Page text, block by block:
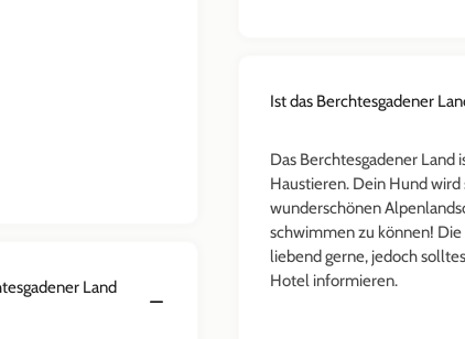
Land
Ist das Berchtesgadener
Das Berchtesgadener
Haustieren. Dein Hund
wunderschönen
schwimmen zu können!
liebend gerne, jedoch
Hotel informieren.